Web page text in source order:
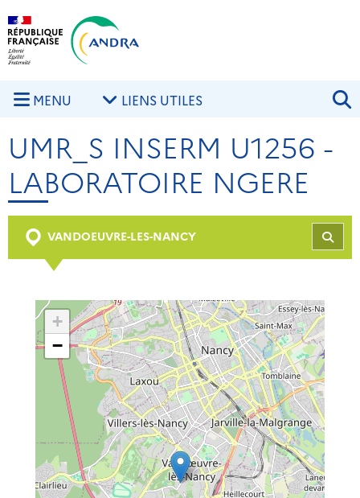
Aller au contenu principal
MENU LIENS UTILES
UMR_S INSERM U1256 -
LABORATOIRE NGERE
VANDOEUVRE-LES-NANCY
+
−